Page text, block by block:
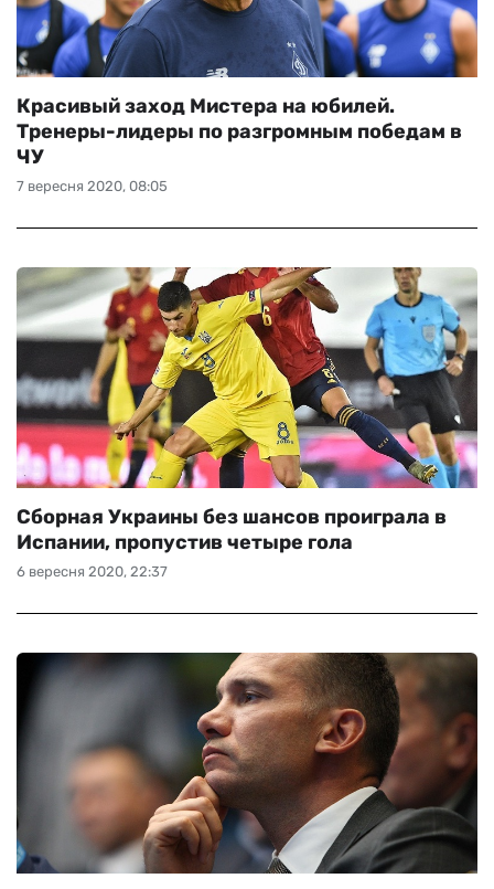
7 вересня 2020, 08:05
Красивый заход Мистера на юбилей.
Тренеры-лидеры по разгромным победам в
ЧУ
6 вересня 2020, 22:37
Сборная Украины без шансов проиграла в
Испании, пропустив четыре гола